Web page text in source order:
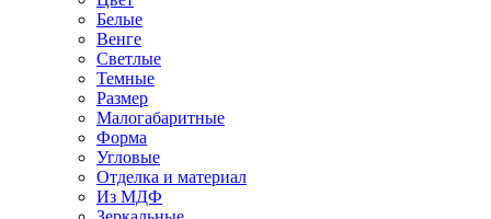
Белые
Венге
Светлые
Темные
Размер
Малогабаритные
Форма
Угловые
Отделка и материал
Из МДФ